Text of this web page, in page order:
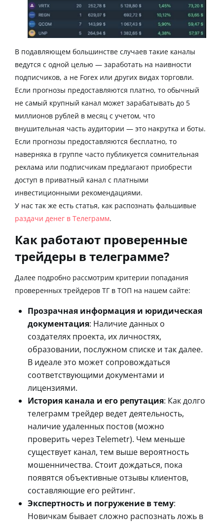
В подавляющем большинстве случаев такие каналы
ведутся с одной целью — заработать на наивности
подписчиков, а не Forex или других видах торговли.
Если прогнозы предоставляются платно, то обычный
не самый крупный канал может зарабатывать до 5
миллионов рублей в месяц с учетом, что
внушительная часть аудитории — это накрутка и боты.
Если прогнозы предоставляются бесплатно, то
наверняка в группе часто публикуется сомнительная
реклама или подписчикам предлагают приобрести
доступ в приватный канал с платными
инвестиционными рекомендациями.
У нас так же есть статья, как распознать фальшивые
раздачи денег в Телеграмм.
Как работают проверенные
трейдеры в телеграмме?
Далее подробно рассмотрим критерии попадания
проверенных трейдеров ТГ в ТОП на нашем сайте:
Прозрачная информация и юридическая
документация: Наличие данных о
создателях проекта, их личностях,
образовании, послужном списке и так далее.
В идеале это может сопровождаться
соответствующими документами и
лицензиями.
История канала и его репутация: Как долго
телеграмм трейдер ведет деятельность,
наличие удаленных постов (можно
проверить через Telemetr). Чем меньше
существует канал, тем выше вероятность
мошенничества. Стоит дождаться, пока
появятся объективные отзывы клиентов,
составляющие его рейтинг.
Экспертность и погружение в тему:
Новичкам бывает сложно распознать ложь в